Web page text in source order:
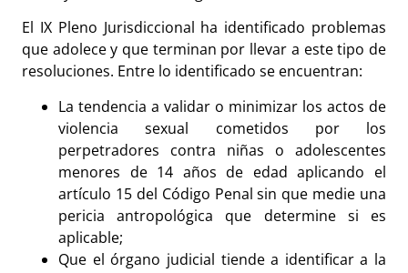
El IX Pleno Jurisdiccional ha identificado problemas
que adolece y que terminan por llevar a este tipo de
resoluciones. Entre lo identificado se encuentran:
La tendencia a validar o minimizar los actos de
violencia sexual cometidos por los
perpetradores contra niñas o adolescentes
menores de 14 años de edad aplicando el
artículo 15 del Código Penal sin que medie una
pericia antropológica que determine si es
aplicable;
Que el órgano judicial tiende a identificar a la